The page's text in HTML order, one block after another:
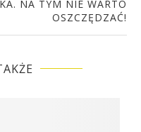
NA TYM NIE WARTO
OSZCZĘDZAĆ!